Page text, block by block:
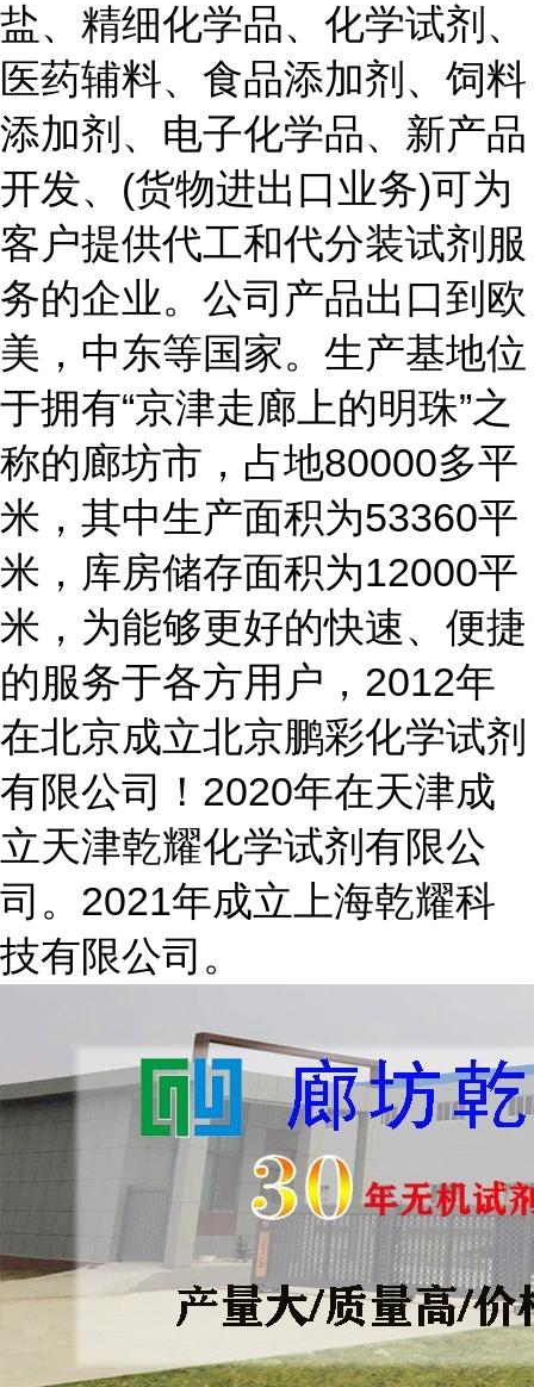
盐、精细化学品、化学试剂、
医药辅料、食品添加剂、饲料
添加剂、电子化学品、新产品
开发、(货物进出口业务)可为
客户提供代工和代分装试剂服
务的企业。公司产品出口到欧
美，中东等国家。生产基地位
于拥有“京津走廊上的明珠”之
称的廊坊市，占地80000多平
米，其中生产面积为53360平
米，库房储存面积为12000平
米，为能够更好的快速、便捷
的服务于各方用户，2012年
在北京成立北京鹏彩化学试剂
有限公司！2020年在天津成
立天津乾耀化学试剂有限公
司。2021年成立上海乾耀科
技有限公司。